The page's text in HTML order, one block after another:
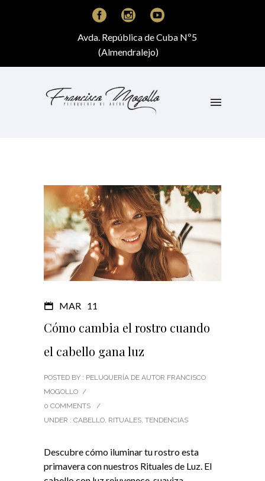
Avda. República de Cuba Nº5
(Almendralejo)
MAR 11
Cómo cambia el rostro cuando
el cabello gana luz
POSTED BY : PELUQUERÍA DE AUTOR FRANCISCO
MOGOLLO /
0 COMMENTS
/
UNDER : CABELLO, RITUALES, TENDENCIAS
Descubre cómo iluminar tu rostro esta
primavera con nuestros Rituales de Luz. El